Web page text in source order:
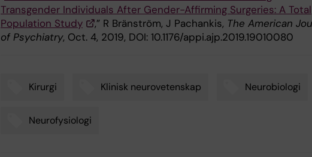
Transgender Individuals After Gender-Affirming Surgeries: A Total
Population Study
,” R Bränström, J Pachankis, The American
of Psychiatry, Oct. 4, 2019, DOI: 10.1176/appi.ajp.2019.19010080
Kirurgi Klinisk neurovetenskap Neurobiologi
Neurofysiologi